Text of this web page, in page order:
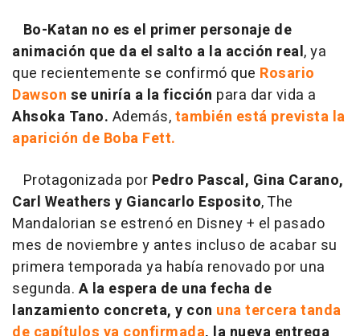
Bo-Katan no es el primer personaje de
animación que da el salto a la acción real, ya
que recientemente se confirmó que Rosario
Dawson se uniría a la ficción para dar vida a
Ahsoka Tano. Además,también está prevista la
aparición de Boba Fett.
Protagonizada por Pedro Pascal, Gina Carano,
Carl Weathers y Giancarlo Esposito, The
Mandalorian se estrenó en Disney + el pasado
mes de noviembre y antes incluso de acabar su
primera temporada ya había renovado por una
segunda. A la espera de una fecha de
lanzamiento concreta, y con una tercera tanda